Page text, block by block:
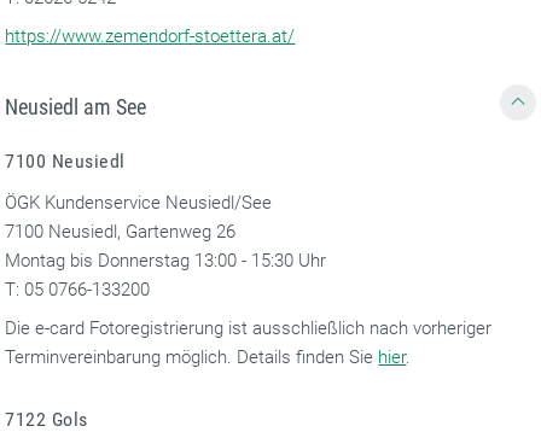
https://www.zemendorf-stoettera.at/
Neusiedl am See
7100 Neusiedl
ÖGK Kundenservice Neusiedl/See
7100 Neusiedl, Gartenweg 26
Montag bis Donnerstag 13:00 - 15:30 Uhr
T: 05 0766-133200
Die e-card Fotoregistrierung ist ausschließlich nach vorheriger
Terminvereinbarung möglich. Details finden Sie hier.
7122 Gols